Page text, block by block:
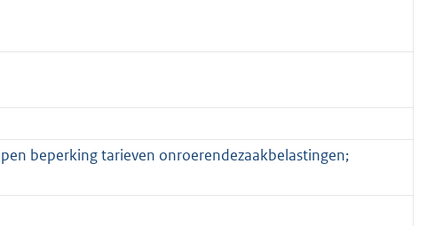
beperking tarieven onroerendezaakbelastingen;